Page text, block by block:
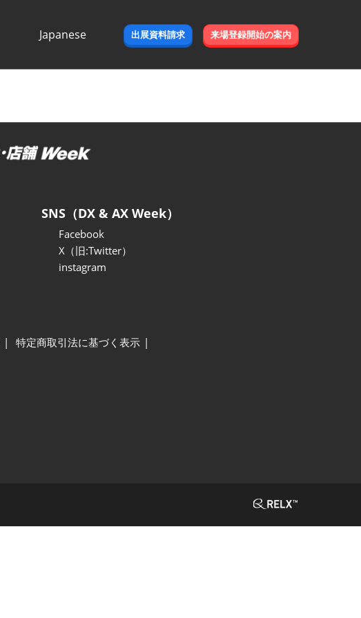
Japanese
出展資料請求 来場登録開始の案内
SNS（DX & AX Week）
Facebook
X（旧:Twitter）
instagram
特定商取引法に基づく表示